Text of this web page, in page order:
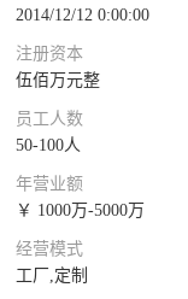
2014/12/12 0:00:00
注册资本
伍佰万元整
员工人数
50-100人
年营业额
￥ 1000万-5000万
经营模式
工厂,定制